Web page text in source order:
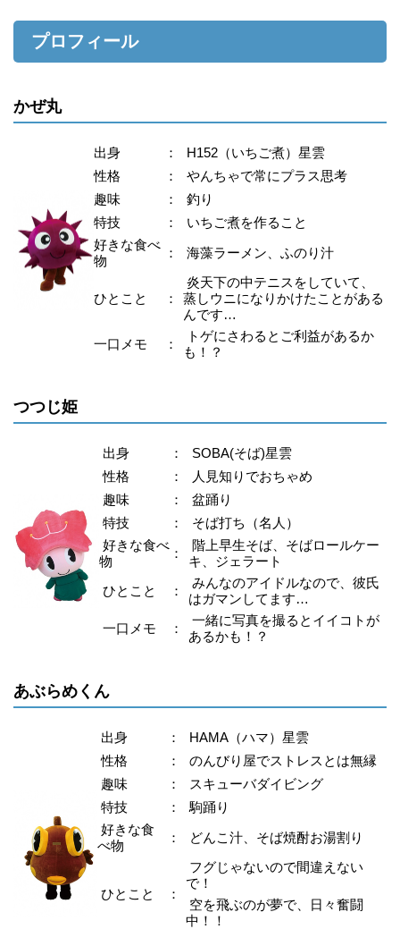
プロフィール
かぜ丸
出身 ：
H152（いちご煮）星雲
性格
：
やんちゃで常にプラス思考
趣味
：
釣り
特技
：
いちご煮を作ること
好きな食べ
物
： 海藻ラーメン、ふのり汁
ひとこと ：
炎天下の中テニスをしていて、
蒸しウニになりかけたことがある
んです…
一口メモ
：
トゲにさわるとご利益があるか
も！？
つつじ姫
出身 ：
SOBA(そば)星雲
性格
：
人見知りでおちゃめ
趣味
：
盆踊り
特技
：
そば打ち（名人）
好きな食べ
物
：
階上早生そば、そばロールケー
キ、ジェラート
ひとこと
：
みんなのアイドルなので、彼氏
はガマンしてます…
一口メモ
：
一緒に写真を撮るとイイコトが
あるかも！？
あぶらめくん
出身 ：
HAMA（ハマ）星雲
性格
：
のんびり屋でストレスとは無縁
趣味
：
スキューバダイビング
特技
：
駒踊り
好きな食
べ物
： どんこ汁、そば焼酎お湯割り
ひとこと ：
フグじゃないので間違えない
で！
空を飛ぶのが夢で、日々奮闘
中！！